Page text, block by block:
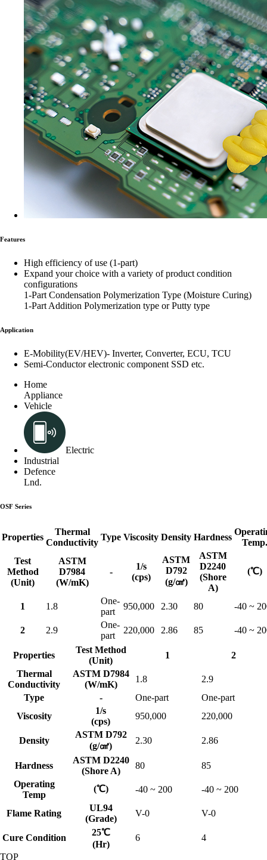
Features
High efficiency of use (1-part)
Expand your choice with a variety of product condition
configurations
1-Part Condensation Polymerization Type (Moisture Curing)
1-Part Addition Polymerization type or Putty type
Application
E-Mobility(EV/HEV)- Inverter, Converter, ECU, TCU
Semi-Conductor electronic component SSD etc.
Home
Appliance
Vehicle
Electric
Industrial
Defence
Lnd.
OSF Series
Properties
Thermal
Conductivity
Type Viscosity Density Hardness
Temp.
Test
Method
(Unit)
ASTM
D7984
(W/mK)
-
1/s
(cps)
ASTM
D792
(g/㎤)
ASTM
D2240
(Shore
A)
(℃)
1 1.8
One-
part
950,000 2.30 80 -40 ~
2 2.9
One-
part
220,000 2.86 85 -40 ~
Properties
Test Method
(Unit)
1
2
Thermal
Conductivity
ASTM D7984
(W/mK)
1.8
2.9
Type
- One-part
One-part
Viscosity
1/s
(cps)
950,000 220,000
Density
ASTM D792
(g/㎤)
2.30 2.86
Hardness
ASTM D2240
(Shore A)
80
85
Operating
Temp
(℃) -40 ~ 200 -40 ~ 200
Flame Rating
UL94
(Grade)
V-0 V-0
Cure Condition
25℃
(Hr)
6
4
TOP